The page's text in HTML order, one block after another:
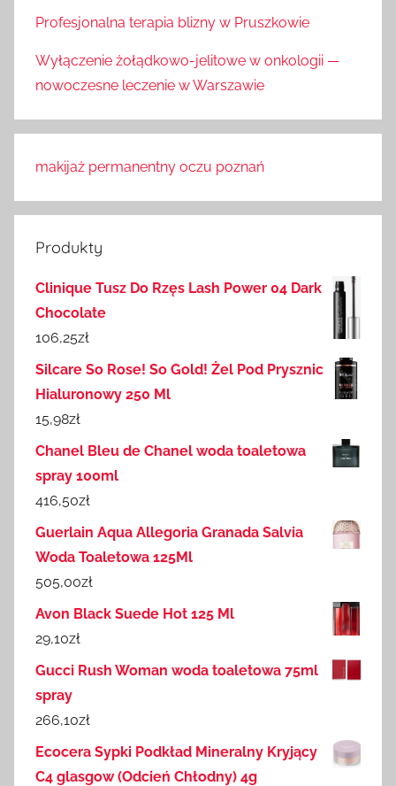
Profesjonalna terapia blizny w Pruszkowie
Wyłączenie żołądkowo-jelitowe w onkologii —
nowoczesne leczenie w Warszawie
makijaż permanentny oczu poznań
Produkty
Clinique Tusz Do Rzęs Lash Power 04 Dark
Chocolate
106,25zł
Silcare So Rose! So Gold! Żel Pod Prysznic
Hialuronowy 250 Ml
15,98zł
Chanel Bleu de Chanel woda toaletowa
spray 100ml
416,50zł
Guerlain Aqua Allegoria Granada Salvia
Woda Toaletowa 125Ml
505,00zł
Avon Black Suede Hot 125 Ml
29,10zł
Gucci Rush Woman woda toaletowa 75ml
spray
266,10zł
Ecocera Sypki Podkład Mineralny Kryjący
C4 glasgow (Odcień Chłodny) 4g